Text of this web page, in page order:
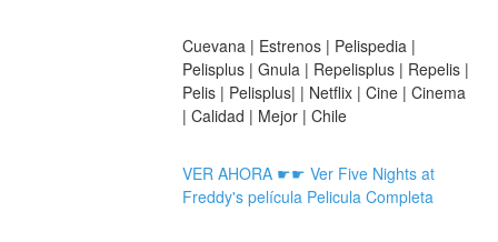
Cuevana | Estrenos | Pelispedia |
Pelisplus | Gnula | Repelisplus | Repelis |
Pelis | Pelisplus| | Netflix | Cine | Cinema
| Calidad | Mejor | Chile
VER AHORA ☛☛ Ver Five Nights at
Freddy's película Pelicula Completa